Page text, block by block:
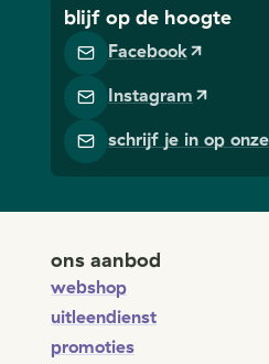
blijf op de hoogte
Facebook
Instagram
schrijf je in op
ons aanbod
webshop
uitleendienst
promoties